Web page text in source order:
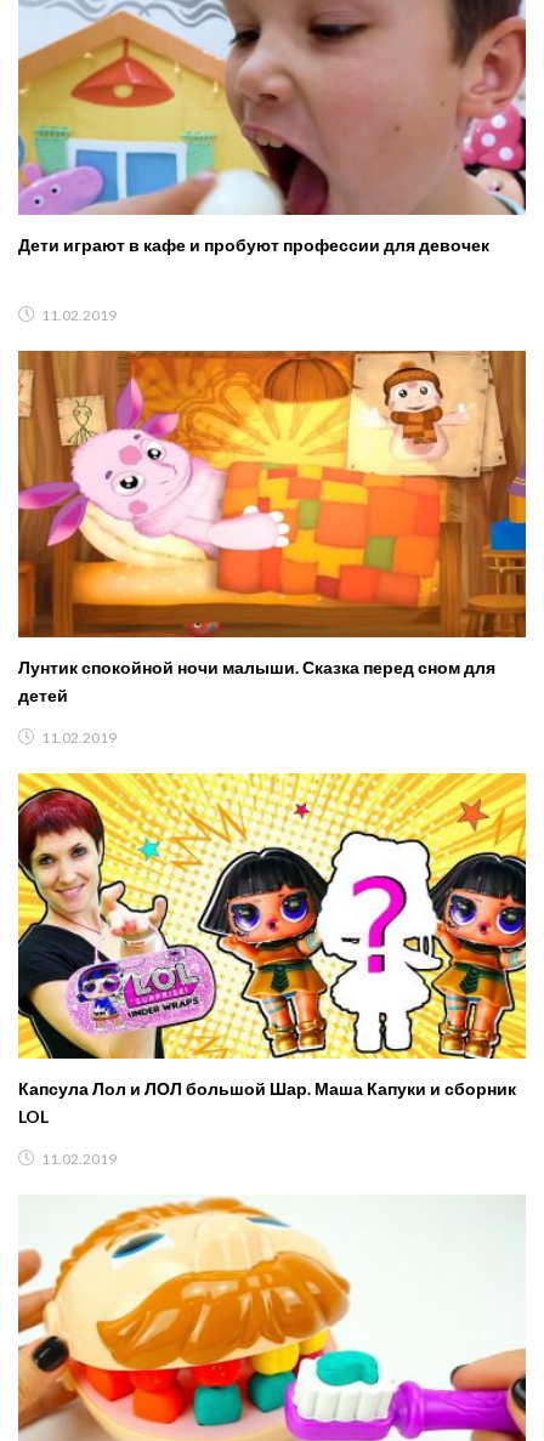
Дети играют в кафе и пробуют профессии для девочек
11.02.2019
Лунтик спокойной ночи малыши. Сказка перед сном для
детей
11.02.2019
Капсула Лол и ЛОЛ большой Шар. Маша Капуки и сборник
LOL
11.02.2019